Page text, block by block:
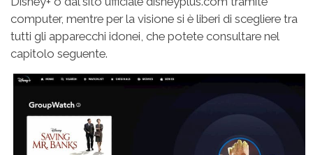
computer, mentre per la visione si è liberi di scegliere tra
tutti gli apparecchi idonei, che potete consultare nel
capitolo seguente.